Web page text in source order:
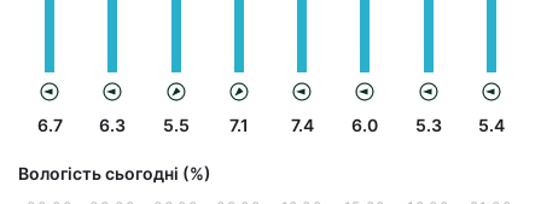
6.7 6.3 5.5 7.1 7.4 6.0 5.3 5.4
Вологість сьогодні (%)